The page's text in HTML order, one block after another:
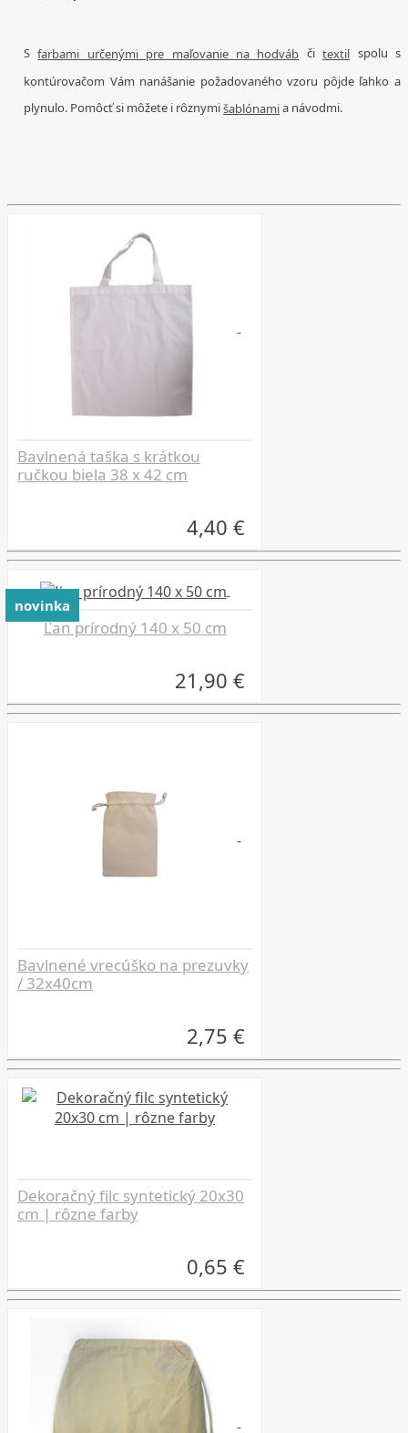
Sfarbami určenými pre maľovanie na hodváb čitextil spolu s
kontúrovačom Vám nanášanie požadovaného vzoru pôjde ľahko a
plynulo. Pomôcť si môžete i rôznymišablónamia návodmi.
Bavlnená taška s krátkou
ručkou biela 38 x 42 cm
4,40 €
Ľan prírodný 140 x 50 cm
21,90 €
novinka
Bavlnené vrecúško na prezuvky
/ 32x40cm
2,75 €
Dekoračný filc syntetický 20x30
cm | rôzne farby
0,65 €